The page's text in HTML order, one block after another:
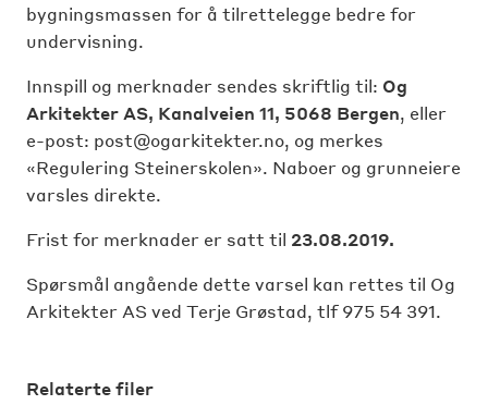
bygningsmassen for å tilrettelegge bedre for
undervisning.
Innspill og merknader sendes skriftlig til: Og
Arkitekter AS, Kanalveien 11, 5068 Bergen, eller
e-post: post@ogarkitekter.no, og merkes
«Regulering Steinerskolen». Naboer og grunneiere
varsles direkte.
Frist for merknader er satt til 23.08.2019.
Spørsmål angående dette varsel kan rettes til Og
Arkitekter AS ved Terje Grøstad, tlf 975 54 391.
Relaterte filer